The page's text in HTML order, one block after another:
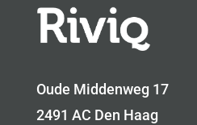
Oude Middenweg 17
2491 AC Den Haag